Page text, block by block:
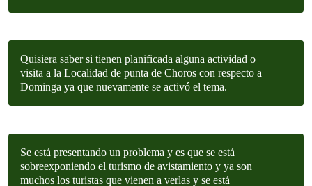
Quisiera saber si tienen planificada alguna actividad o
visita a la Localidad de punta de Choros con respecto a
Dominga ya que nuevamente se activó el tema.
Se está presentando un problema y es que se está
sobreexponiendo el turismo de avistamiento y ya son
muchos los turistas que vienen a verlas y se está